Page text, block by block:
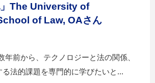
」The University of
of Law, OAさん
年前から、テクノロジーと法の関係、
法的課題を専門的に学びたいと...